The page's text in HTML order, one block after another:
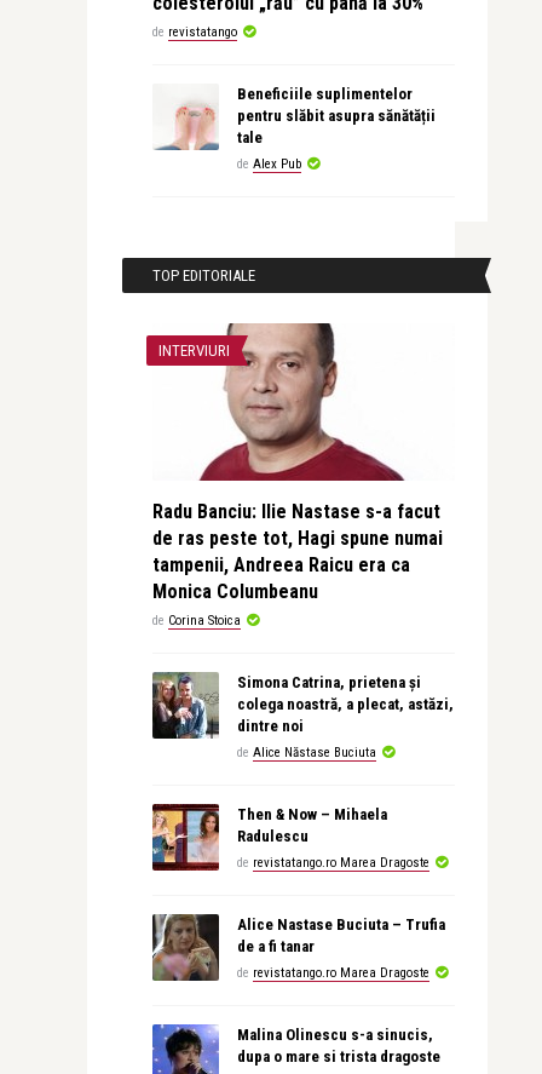
de revistatango
Beneficiile suplimentelor
pentru slăbit asupra sănătății
tale
de Alex Pub
TOP EDITORIALE
INTERVIURI
Radu Banciu: Ilie Nastase s-a facut
de ras peste tot, Hagi spune numai
tampenii, Andreea Raicu era ca
Monica Columbeanu
de Corina Stoica
Simona Catrina, prietena și
colega noastră, a plecat, astăzi,
dintre noi
de Alice Năstase Buciuta
Then & Now – Mihaela
Radulescu
de revistatango.ro Marea Dragoste
Alice Nastase Buciuta – Trufia
de a fi tanar
de revistatango.ro Marea Dragoste
Malina Olinescu s-a sinucis,
dupa o mare si trista dragoste